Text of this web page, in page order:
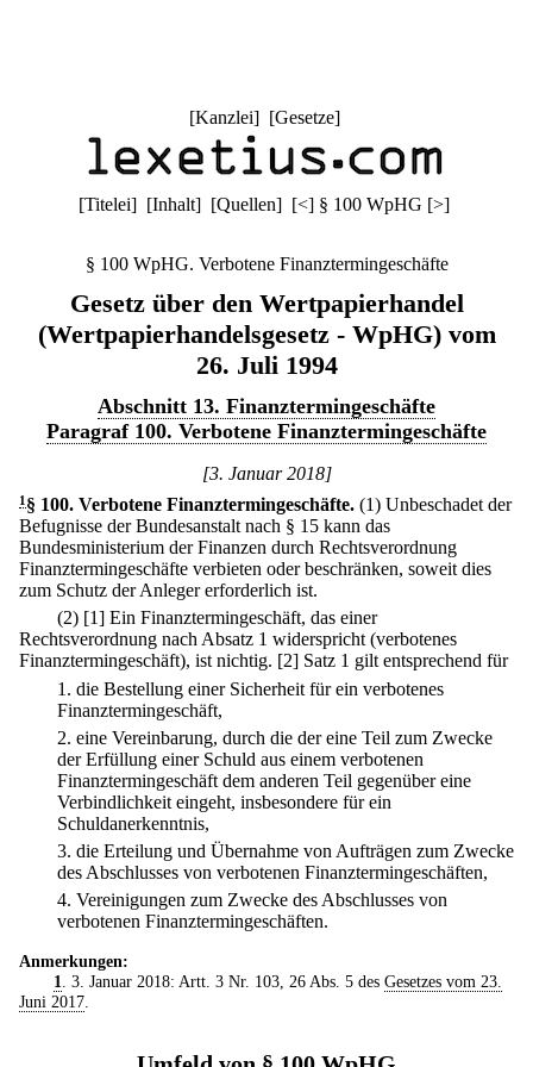
[Kanzlei] [Gesetze]
[Titelei] [Inhalt] [Quellen] [<] § 100 WpHG [>]
§ 100 WpHG. Verbotene Finanztermingeschäfte
Gesetz über den Wertpapierhandel
(Wertpapierhandelsgesetz - WpHG) vom
26. Juli 1994
Abschnitt 13. Finanztermingeschäfte
Paragraf 100. Verbotene Finanztermingeschäfte
[3. Januar 2018]
1 § 100. Verbotene Finanztermingeschäfte. (1) Unbeschadet der
Befugnisse der Bundesanstalt nach § 15 kann das
Bundesministerium der Finanzen durch Rechtsverordnung
Finanztermingeschäfte verbieten oder beschränken, soweit dies
zum Schutz der Anleger erforderlich ist.
(2) [1] Ein Finanztermingeschäft, das einer
Rechtsverordnung nach Absatz 1 widerspricht (verbotenes
Finanztermingeschäft), ist nichtig. [2] Satz 1 gilt entsprechend für
1. die Bestellung einer Sicherheit für ein verbotenes
Finanztermingeschäft,
2. eine Vereinbarung, durch die der eine Teil zum Zwecke
der Erfüllung einer Schuld aus einem verbotenen
Finanztermingeschäft dem anderen Teil gegenüber eine
Verbindlichkeit eingeht, insbesondere für ein
Schuldanerkenntnis,
3. die Erteilung und Übernahme von Aufträgen zum Zwecke
des Abschlusses von verbotenen Finanztermingeschäften,
4. Vereinigungen zum Zwecke des Abschlusses von
verbotenen Finanztermingeschäften.
Anmerkungen:
1. 3. Januar 2018: Artt. 3 Nr. 103, 26 Abs. 5 des Gesetzes vom 23.
Juni 2017.